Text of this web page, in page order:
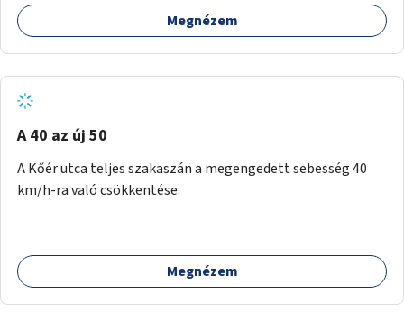
szintű növényzettel, öntözőrendszerrel, esetleg
valamilyen vizes attrakcióval ami végfut mind az 500m-en.
Megnézem
A 40 az új 50
A Kőér utca teljes szakaszán a megengedett sebesség 40
km/h-ra való csökkentése.
Megnézem